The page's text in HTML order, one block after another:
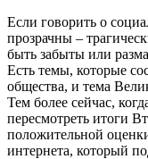
Если говорить о
прозрачны –
быть забыты или
Есть темы, которые
общества, и тема
Тем более сейчас,
пересмотреть итоги
положительной
интернета, который